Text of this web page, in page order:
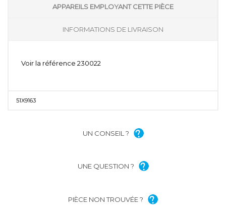
APPAREILS EMPLOYANT CETTE PIÈCE
INFORMATIONS DE LIVRAISON
Voir la référence 230022
51X9163
UN CONSEIL ?
UNE QUESTION ?
PIÈCE NON TROUVÉE ?